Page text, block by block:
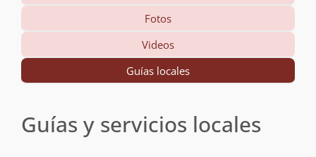
Fotos
Videos
Guías locales
Guías y servicios locales